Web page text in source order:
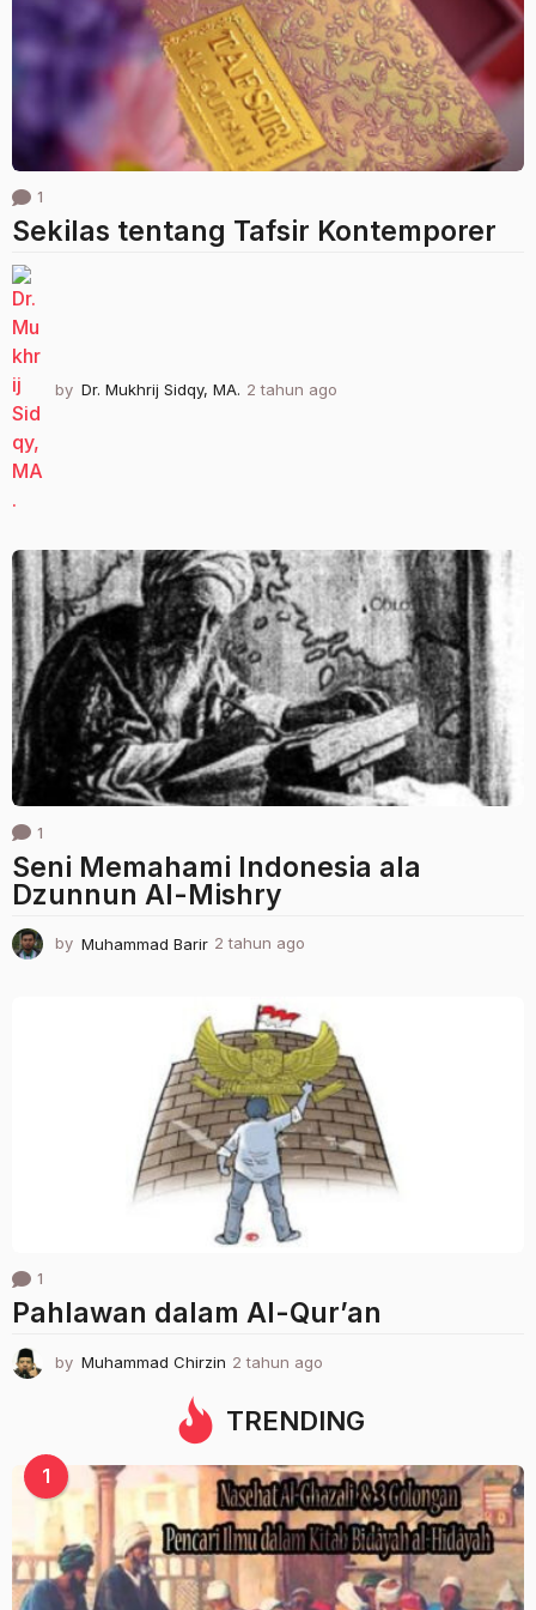
g
o
1
Sekilas tentang Tafsir Kontemporer
by Dr. Mukhrij Sidqy, MA. 2 tahun ago
g
o
1
Seni Memahami Indonesia ala
Dzunnun Al-Mishry
by Muhammad Barir 2 tahun ago
u
n
a
g
o
1
Pahlawan dalam Al-Qur’an
by Muhammad Chirzin 2 tahun ago
a
h
n
a
g
o
TRENDING
1